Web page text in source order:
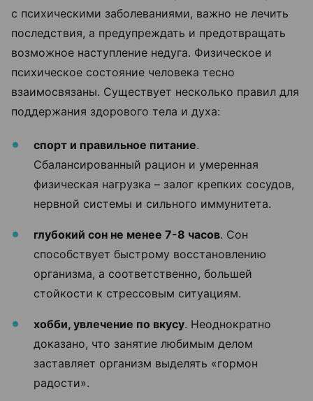
с психическими заболеваниями, важно не лечить
последствия, а предупреждать и предотвращать
возможное наступление недуга. Физическое и
психическое состояние человека тесно
взаимосвязаны. Существует несколько правил для
поддержания здорового тела и духа:
спорт и правильное питание.
Сбалансированный рацион и умеренная
физическая нагрузка – залог крепких сосудов,
нервной системы и сильного иммунитета.
глубокий сон не менее 7-8 часов. Сон
способствует быстрому восстановлению
организма, а соответственно, большей
стойкости к стрессовым ситуациям.
хобби, увлечение по вкусу. Неоднократно
доказано, что занятие любимым делом
заставляет организм выделять «гормон
радости».